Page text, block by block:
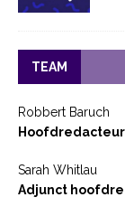
TEAM
Robbert Baruch
Hoofdredacteur
Sarah Whitlau
Adjunct